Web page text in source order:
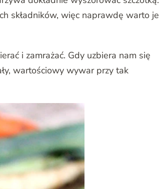
składników, więc naprawdę warto je
i zamrażać. Gdy uzbiera nam się
wartościowy wywar przy tak